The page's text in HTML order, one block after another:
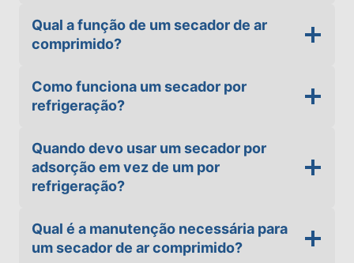
Qual a função de um secador de ar
comprimido?
Como funciona um secador por
refrigeração?
Quando devo usar um secador por
adsorção em vez de um por
refrigeração?
Qual é a manutenção necessária para
um secador de ar comprimido?